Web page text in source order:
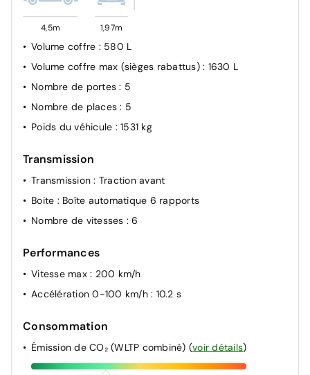
4,5m 1,97m
Volume coffre : 580 L
Volume coffre max (sièges rabattus) : 1630 L
Nombre de portes: 5
Nombre de places: 5
Poids du véhicule : 1531 kg
Transmission
Transmission: Traction avant
Boite : Boîte automatique 6 rapports
Nombre de vitesses : 6
Performances
Vitesse max : 200 km/h
Accélération 0-100 km/h : 10.2 s
Consommation
Émission de CO₂ (WLTP combiné) (voir détails)